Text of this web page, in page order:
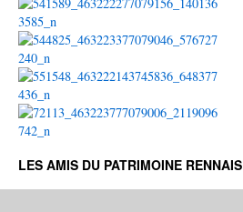
LES AMIS DU PATRIMOINE RENNAIS